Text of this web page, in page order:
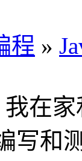
程 »
在家
写和